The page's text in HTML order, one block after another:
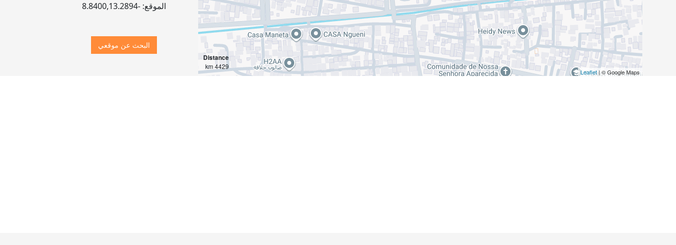
Distance
4429 km
Leaflet| © Google Maps
الموقع:-8.8400
,13.2894
البحث عن موقعي